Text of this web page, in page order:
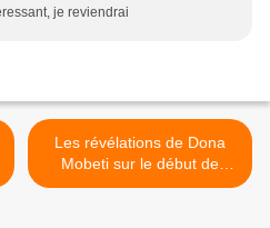
je reviendrai
Les révélations de Dona
Mobeti sur le début de
Mopero >